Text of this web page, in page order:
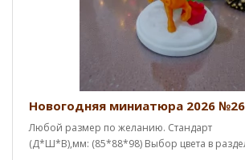
Новогодняя миниатюра 2026
Любой размер по желанию. Стандарт
(Д*Ш*В),мм: (85*88*98) Выбор цвета в